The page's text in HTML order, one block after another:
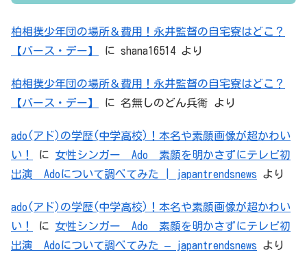
柏相撲少年団の場所＆費用！永井監督の自宅寮はどこ？
【バース・デー】
に shana16514 より
柏相撲少年団の場所＆費用！永井監督の自宅寮はどこ？
【バース・デー】
に 名無しのどん兵衛 より
ado(アド)の学歴(中学高校)！本名や素顔画像が超かわい
い！
に 女性シンガー Ado 素顔を明かさずにテレビ初
出演 Adoについて調べてみた | japantrendsnews より
ado(アド)の学歴(中学高校)！本名や素顔画像が超かわい
い！
に 女性シンガー Ado 素顔を明かさずにテレビ初
出演 Adoについて調べてみた – japantrendsnews より